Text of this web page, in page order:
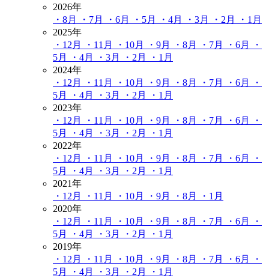
2026年
・8月
・7月 ・6月 ・5月 ・4月 ・3月 ・2月
・1月
2025年
・12月
・11月 ・10月 ・9月 ・8月 ・7月 ・6月
・
5月
・4月 ・3月 ・2月
・1月
2024年
・12月
・11月 ・10月 ・9月 ・8月 ・7月 ・6月
・
5月
・4月 ・3月 ・2月
・1月
2023年
・12月
・11月 ・10月 ・9月 ・8月 ・7月 ・6月
・
5月
・4月 ・3月 ・2月
・1月
2022年
・12月
・11月 ・10月 ・9月 ・8月 ・7月 ・6月
・
5月
・4月 ・3月 ・2月
・1月
2021年
・12月
・11月 ・10月 ・9月 ・8月
・1月
2020年
・12月
・11月 ・10月 ・9月 ・8月 ・7月 ・6月
・
5月
・4月 ・3月 ・2月
・1月
2019年
・12月
・11月 ・10月 ・9月 ・8月 ・7月 ・6月
・
5月
・4月 ・3月 ・2月
・1月